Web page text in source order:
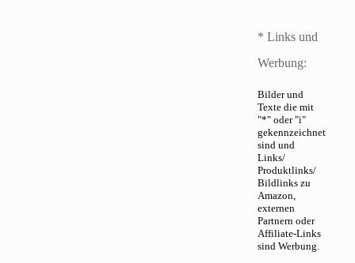
* Links und
Werbung:
Bilder und
Texte die mit
"*" oder "i"
gekennzeichnet
sind und
Links/
Produktlinks/
Bildlinks zu
Amazon,
externen
Partnern oder
Affiliate-Links
sind Werbung.